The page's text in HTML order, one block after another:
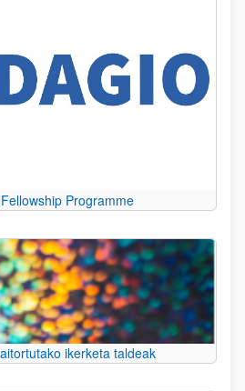
Programme
ikerketa taldeak